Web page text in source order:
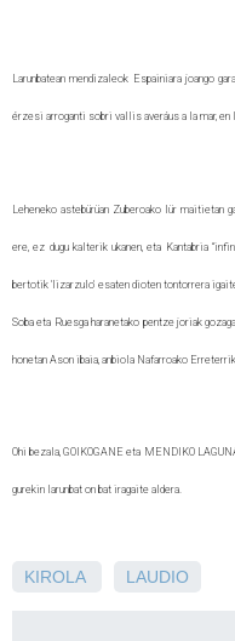
Larunbatean mendizaleok Espainiara joango
érzesi arroganti sobri vallis averáus a la mar, en
Leheneko astebürüan Zuberoako lür
ere, ez dugu kalterik ukanen, eta Kantabria
bertotik 'lizarzulo' esaten dioten tontorrera
Soba eta Ruesga haranetako pentze joriak
honetan Ason ibaia, anbiola Nafarroako
Ohi bezala, GOIKOGANE eta MENDIKO
gurekin larunbat on bat iragaite aldera.
KIROLA LAUDIO